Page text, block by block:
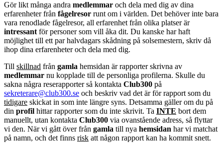
Gör likt många andra medlemmar och dela med dig av dina
erfarenheter från fågelresor runt om i världen. Det behöver inte bara
vara renodlade fågelresor, all erfarenhet från olika platser är
intressant för personer som vill åka dit. Du kanske har haft
möjlighet till ett par halvdagars skådning på solsemestern, skriv då
ihop dina erfarenheter och dela med dig.
Till skillnad från gamla hemsidan är rapporter skrivna av
medlemmar nu kopplade till de personliga profilerna. Skulle du
sakna några reserapporter så kontakta Club300 på
sekreterare@club300.se och beskriv vad det är för rapport som du
tidigare skickat in som inte längre syns. Detsamma gäller om du på
din profil hittar rapporter som du inte skrivit. Ta INTE bort dem
manuellt, utan kontakta Club300 via ovanstående adress, så flyttar
vi den. När vi gått över från gamla till nya hemsidan har vi matchat
på namn, och det finns risk att någon rapport kan ha kommit snett.